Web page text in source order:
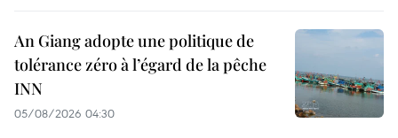
An Giang adopte une politique de
tolérance zéro à l’égard de la pêche
INN
05/08/2026 04:30